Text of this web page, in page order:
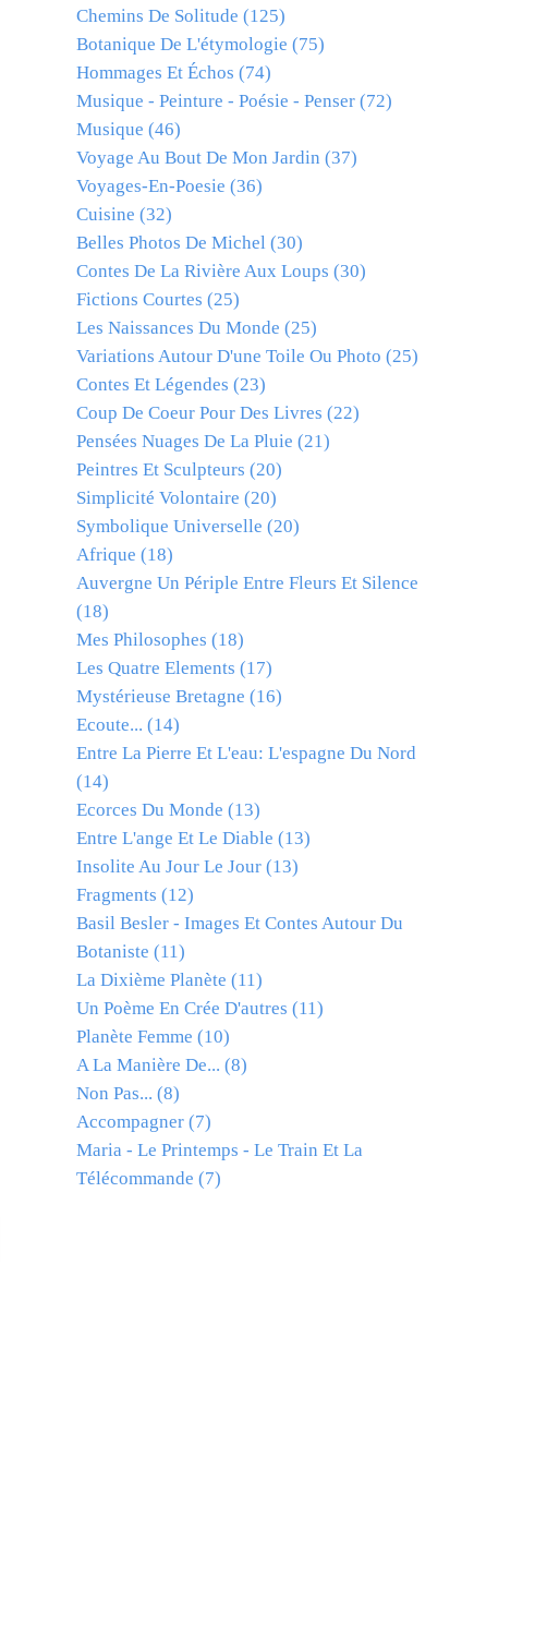
Chemins De Solitude (125)
Botanique De L'étymologie (75)
Hommages Et Échos (74)
Musique - Peinture - Poésie - Penser (72)
Musique (46)
Voyage Au Bout De Mon Jardin (37)
Voyages-En-Poesie (36)
Cuisine (32)
Belles Photos De Michel (30)
Contes De La Rivière Aux Loups (30)
Fictions Courtes (25)
Les Naissances Du Monde (25)
Variations Autour D'une Toile Ou Photo (25)
Contes Et Légendes (23)
Coup De Coeur Pour Des Livres (22)
Pensées Nuages De La Pluie (21)
Peintres Et Sculpteurs (20)
Simplicité Volontaire (20)
Symbolique Universelle (20)
Afrique (18)
Auvergne Un Périple Entre Fleurs Et Silence
(18)
Mes Philosophes (18)
Les Quatre Elements (17)
Mystérieuse Bretagne (16)
Ecoute... (14)
Entre La Pierre Et L'eau: L'espagne Du Nord
(14)
Ecorces Du Monde (13)
Entre L'ange Et Le Diable (13)
Insolite Au Jour Le Jour (13)
Fragments (12)
Basil Besler - Images Et Contes Autour Du
Botaniste (11)
La Dixième Planète (11)
Un Poème En Crée D'autres (11)
Planète Femme (10)
A La Manière De... (8)
Non Pas... (8)
Accompagner (7)
Maria - Le Printemps - Le Train Et La
Télécommande (7)